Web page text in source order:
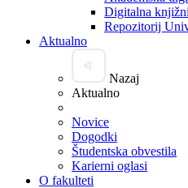
Digitalna
Repozitorij
Aktualno
Nazaj
Aktualno
Novice
Dogodki
Študentska obvestila
Karierni oglasi
O fakulteti